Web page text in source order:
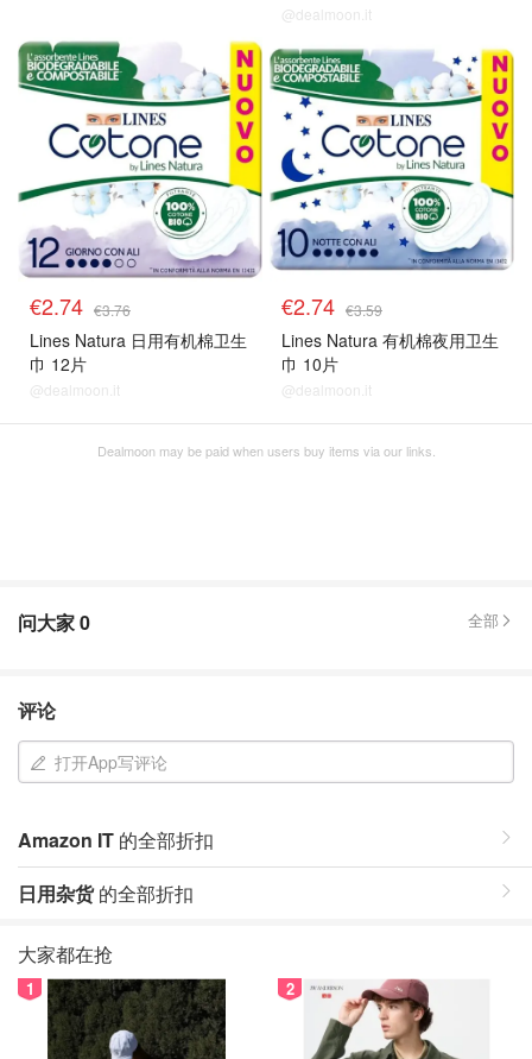
@dealmoon.it
€2.74 €3.76
Lines Natura 日用有机棉卫生
巾 12片
@dealmoon.it
€2.74 €3.59
Lines Natura 有机棉夜用卫生
巾 10片
@dealmoon.it
Dealmoon may be paid when users buy items via our links.
问大家0 全部
评论
打开App写评论
Amazon IT 的全部折扣
日用杂货的全部折扣
大家都在抢
1 2